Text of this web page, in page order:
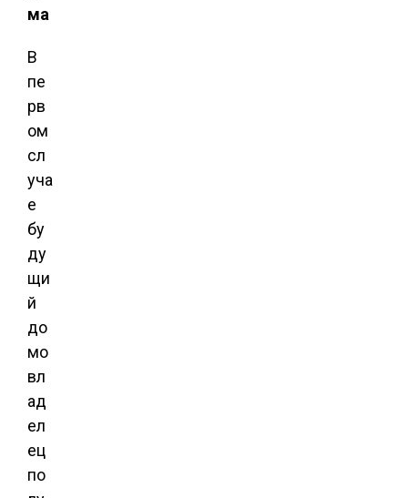
ма
В
пе
рв
ом
сл
уча
е
бу
ду
щи
й
до
мо
вл
ад
ел
ец
по